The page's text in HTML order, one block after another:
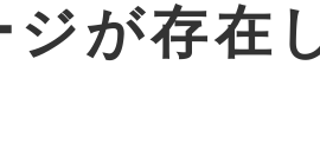
ジが存在